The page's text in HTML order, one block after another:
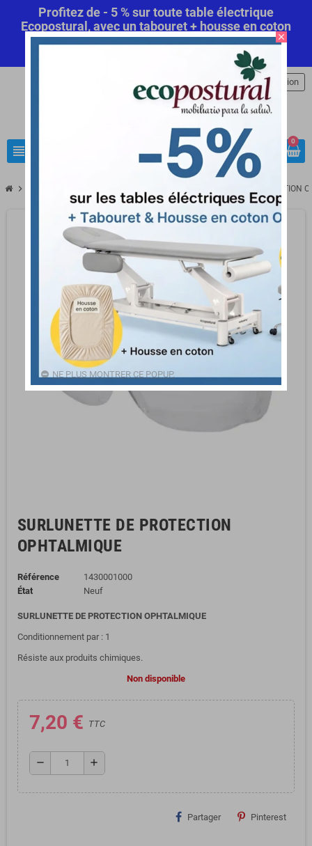
Profitez de - 5 % sur toute table électrique
Ecopostural, avec un tabouret + housse en coton
offert! Code Promo AutomatiqueCommandez
view_headline search
0
person Connexion
chevron_right SURLUNETTE DE PROTECTION
SURLUNETTE DE PROTECTION
OPHTALMIQUE
Référence
1430001000
État
Neuf
SURLUNETTE DE PROTECTION OPHTALMIQUE
Conditionnement par : 1
Résiste aux produits chimiques.
Non disponible
7,20 € TTC
remove add
Partager Pinterest
close
NE PLUS MONTRER CE POPUP.